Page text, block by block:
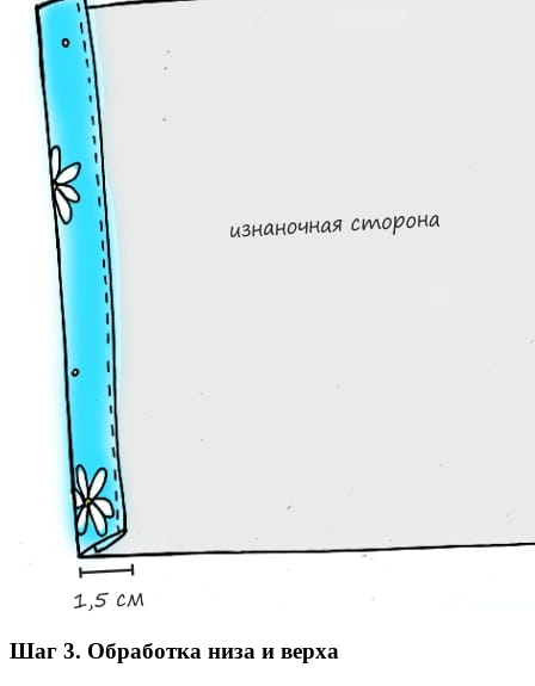
Шаг 3. Обработка низа и верха